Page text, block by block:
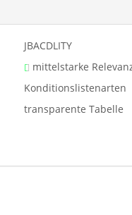
JBACDLITY
mittelstarke
Konditionslistenarten
transparente Tabelle